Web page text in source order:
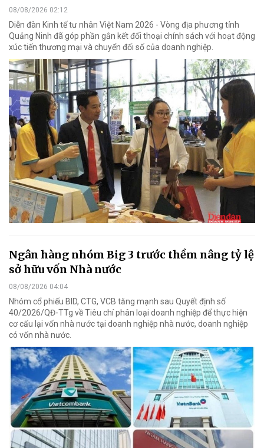
08/08/2026 02:12
Diễn đàn Kinh tế tư nhân Việt Nam 2026 - Vòng địa phương tỉnh
Quảng Ninh đã góp phần gắn kết đối thoại chính sách với hoạt động
xúc tiến thương mại và chuyển đổi số của doanh nghiệp.
Ngân hàng nhóm Big 3 trước thềm nâng tỷ lệ
sở hữu vốn Nhà nước
08/08/2026 04:04
Nhóm cổ phiếu BID, CTG, VCB tăng mạnh sau Quyết định số
40/2026/QĐ-TTg về Tiêu chí phân loại doanh nghiệp để thực hiện
cơ cấu lại vốn nhà nước tại doanh nghiệp nhà nước, doanh nghiệp
có vốn nhà nước.